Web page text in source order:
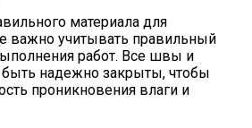
материала для
важно учитывать правильный
работ. Все швы и
надежно закрыты, чтобы
проникновения влаги и